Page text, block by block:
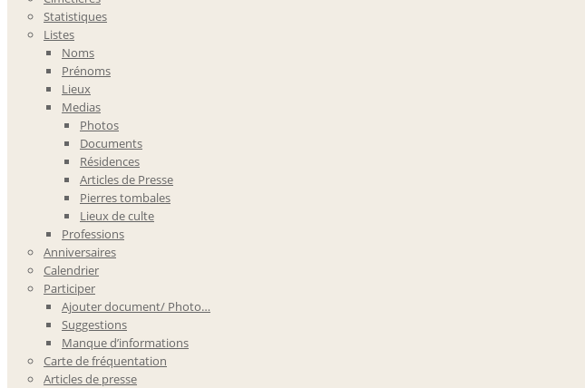
Statistiques
Listes
Noms
Prénoms
Lieux
Medias
Photos
Documents
Résidences
Articles de Presse
Pierres tombales
Lieux de culte
Professions
Anniversaires
Calendrier
Participer
Ajouter document/ Photo…
Suggestions
Manque d’informations
Carte de fréquentation
Articles de presse